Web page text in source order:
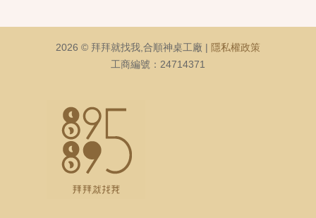
2026 © 拜拜就找我,合順神桌工廠 | 隱私權政策
工商編號：24714371